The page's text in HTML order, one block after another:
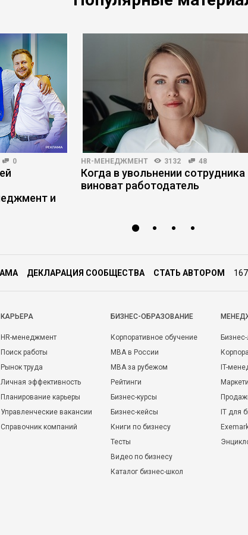
0
и
HR-МЕНЕДЖМЕНТ 3132 48
Когда в увольнении сотрудника
виноват работодатель
ДЕКЛАРАЦИЯ СООБЩЕСТВА СТАТЬ АВТОРОМ
КАРЬЕРА
HR-менеджмент
Поиск работы
Рынок труда
Личная эффективность
Планирование карьеры
Управленческие вакансии
Справочник компаний
БИЗНЕС-ОБРАЗОВАНИЕ
Корпоративное обучение
MBA в России
MBA за рубежом
Рейтинги
Бизнес-курсы
Бизнес-кейсы
Книги по бизнесу
Тесты
Видео по бизнесу
Каталог бизнес-школ
IT-
IT для